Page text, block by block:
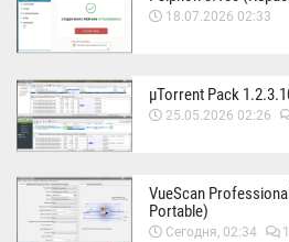
18.07.2026 02:33
µTorrent Pack
25.05.2026 02:26
VueScan
Portable)
Сегодня, 02:34